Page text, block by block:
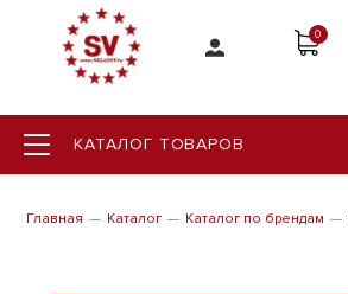
0
КАТАЛОГ ТОВАРОВ
Главная Каталог Каталог по брендам